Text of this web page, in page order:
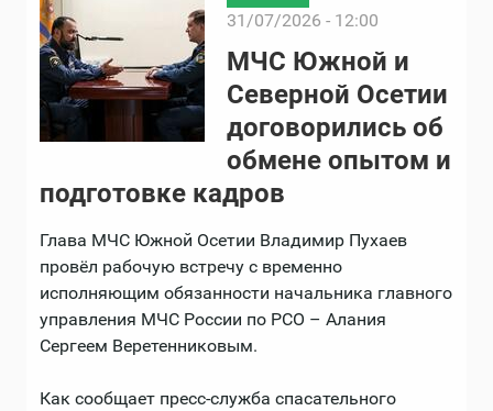
31/07/2026 - 12:00
МЧС Южной и
Северной Осетии
договорились об
обмене опытом и
подготовке кадров
Глава МЧС Южной Осетии Владимир Пухаев
провёл рабочую встречу с временно
исполняющим обязанности начальника главного
управления МЧС России по РСО – Алания
Сергеем Веретенниковым.
Как сообщает пресс-служба спасательного